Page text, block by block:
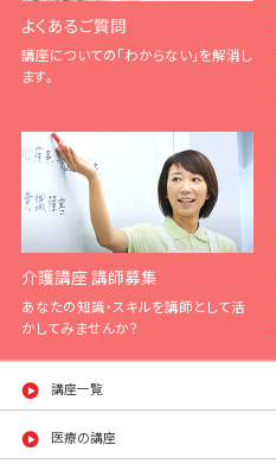
よくあるご質問
講座についての「わからない」を解消し
ます。
介護講座 講師募集
あなたの知識・スキルを講師として活
かしてみませんか？
講座一覧
医療の講座